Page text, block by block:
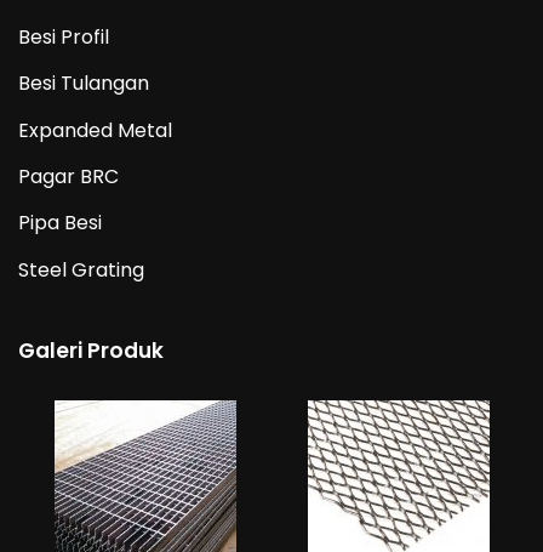
Besi Profil
Besi Tulangan
Expanded Metal
Pagar BRC
Pipa Besi
Steel Grating
Galeri Produk